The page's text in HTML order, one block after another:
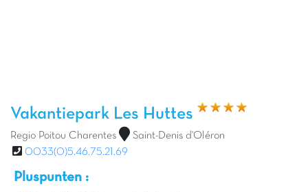
Vakantiepark Les Huttes
Regio Poitou Charentes
Saint-Denis d'Oléron
0033(0)5.46.75.21.69
Pluspunten :